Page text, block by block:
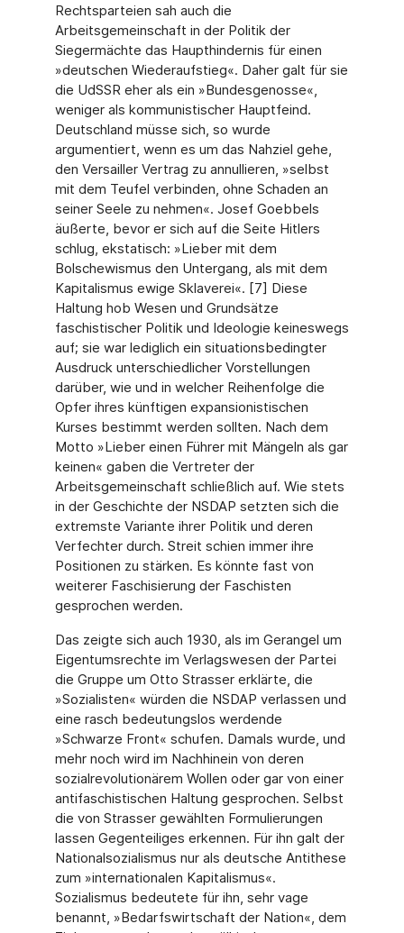
Rechtsparteien sah auch die
Arbeitsgemeinschaft in der Politik der
Siegermächte das Haupthindernis für einen
»deutschen Wiederaufstieg«. Daher galt für sie
die UdSSR eher als ein »Bundesgenosse«,
weniger als kommunistischer Hauptfeind.
Deutschland müsse sich, so wurde
argumentiert, wenn es um das Nahziel gehe,
den Versailler Vertrag zu annullieren, »selbst
mit dem Teufel verbinden, ohne Schaden an
seiner Seele zu nehmen«. Josef Goebbels
äußerte, bevor er sich auf die Seite Hitlers
schlug, ekstatisch: »Lieber mit dem
Bolschewismus den Untergang, als mit dem
Kapitalismus ewige Sklaverei«. [7] Diese
Haltung hob Wesen und Grundsätze
faschistischer Politik und Ideologie keineswegs
auf; sie war lediglich ein situationsbedingter
Ausdruck unterschiedlicher Vorstellungen
darüber, wie und in welcher Reihenfolge die
Opfer ihres künftigen expansionistischen
Kurses bestimmt werden sollten. Nach dem
Motto »Lieber einen Führer mit Mängeln als gar
keinen« gaben die Vertreter der
Arbeitsgemeinschaft schließlich auf. Wie stets
in der Geschichte der NSDAP setzten sich die
extremste Variante ihrer Politik und deren
Verfechter durch. Streit schien immer ihre
Positionen zu stärken. Es könnte fast von
weiterer Faschisierung der Faschisten
gesprochen werden.
Das zeigte sich auch 1930, als im Gerangel um
Eigentumsrechte im Verlagswesen der Partei
die Gruppe um Otto Strasser erklärte, die
»Sozialisten« würden die NSDAP verlassen und
eine rasch bedeutungslos werdende
»Schwarze Front« schufen. Damals wurde, und
mehr noch wird im Nachhinein von deren
sozialrevolutionärem Wollen oder gar von einer
antifaschistischen Haltung gesprochen. Selbst
die von Strasser gewählten Formulierungen
lassen Gegenteiliges erkennen. Für ihn galt der
Nationalsozialismus nur als deutsche Antithese
zum »internationalen Kapitalismus«.
Sozialismus bedeutete für ihn, sehr vage
benannt, »Bedarfswirtschaft der Nation«, dem